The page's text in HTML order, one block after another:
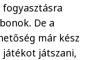
De a
már kész
játszani,